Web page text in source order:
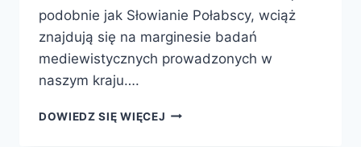
podobnie jak Słowianie Połabscy, wciąż
znajdują się na marginesie badań
mediewistycznych prowadzonych w
naszym kraju….
DOWIEDZ SIĘ WIĘCEJ INSTYTUCJE